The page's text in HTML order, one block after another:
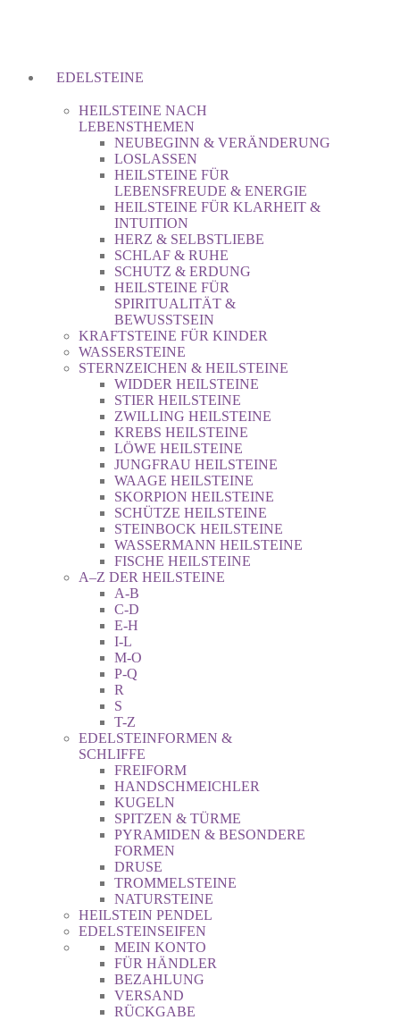
EDELSTEINE
HEILSTEINE NACH
LEBENSTHEMEN
NEUBEGINN & VERÄNDERUNG
LOSLASSEN
HEILSTEINE FÜR
LEBENSFREUDE & ENERGIE
HEILSTEINE FÜR KLARHEIT &
INTUITION
HERZ & SELBSTLIEBE
SCHLAF & RUHE
SCHUTZ & ERDUNG
HEILSTEINE FÜR
SPIRITUALITÄT &
BEWUSSTSEIN
KRAFTSTEINE FÜR KINDER
WASSERSTEINE
STERNZEICHEN & HEILSTEINE
WIDDER HEILSTEINE
STIER HEILSTEINE
ZWILLING HEILSTEINE
KREBS HEILSTEINE
LÖWE HEILSTEINE
JUNGFRAU HEILSTEINE
WAAGE HEILSTEINE
SKORPION HEILSTEINE
SCHÜTZE HEILSTEINE
STEINBOCK HEILSTEINE
WASSERMANN HEILSTEINE
FISCHE HEILSTEINE
A–Z DER HEILSTEINE
A-B
C-D
E-H
I-L
M-O
P-Q
R
S
T-Z
EDELSTEINFORMEN &
SCHLIFFE
FREIFORM
HANDSCHMEICHLER
KUGELN
SPITZEN & TÜRME
PYRAMIDEN & BESONDERE
FORMEN
DRUSE
TROMMELSTEINE
NATURSTEINE
HEILSTEIN PENDEL
EDELSTEINSEIFEN
MEIN KONTO
FÜR HÄNDLER
BEZAHLUNG
VERSAND
RÜCKGABE